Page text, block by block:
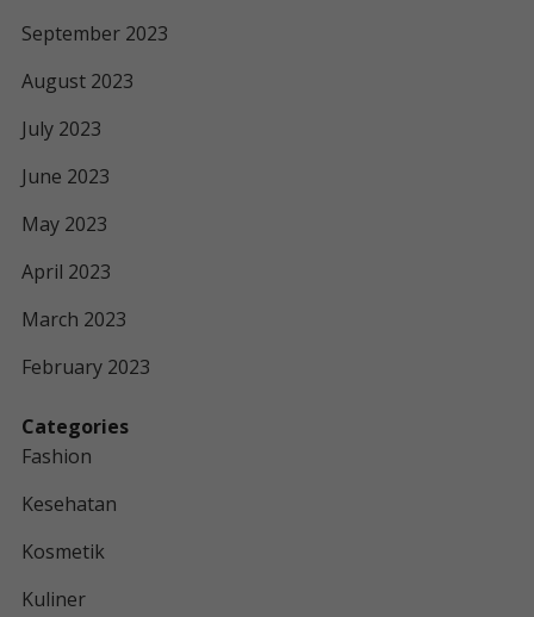
September 2023
August 2023
July 2023
June 2023
May 2023
April 2023
March 2023
February 2023
Categories
Fashion
Kesehatan
Kosmetik
Kuliner